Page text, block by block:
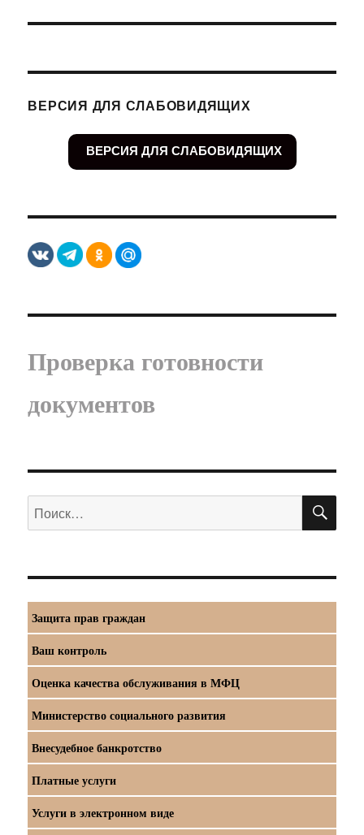
ВЕРСИЯ ДЛЯ СЛАБОВИДЯЩИХ
ВЕРСИЯ ДЛЯ СЛАБОВИДЯЩИХ
Проверка готовности
документов
Искать:
Защита прав граждан
Ваш контроль
Оценка качества обслуживания в МФЦ
Министерство социального развития
Внесудебное банкротство
Платные услуги
Услуги в электронном виде